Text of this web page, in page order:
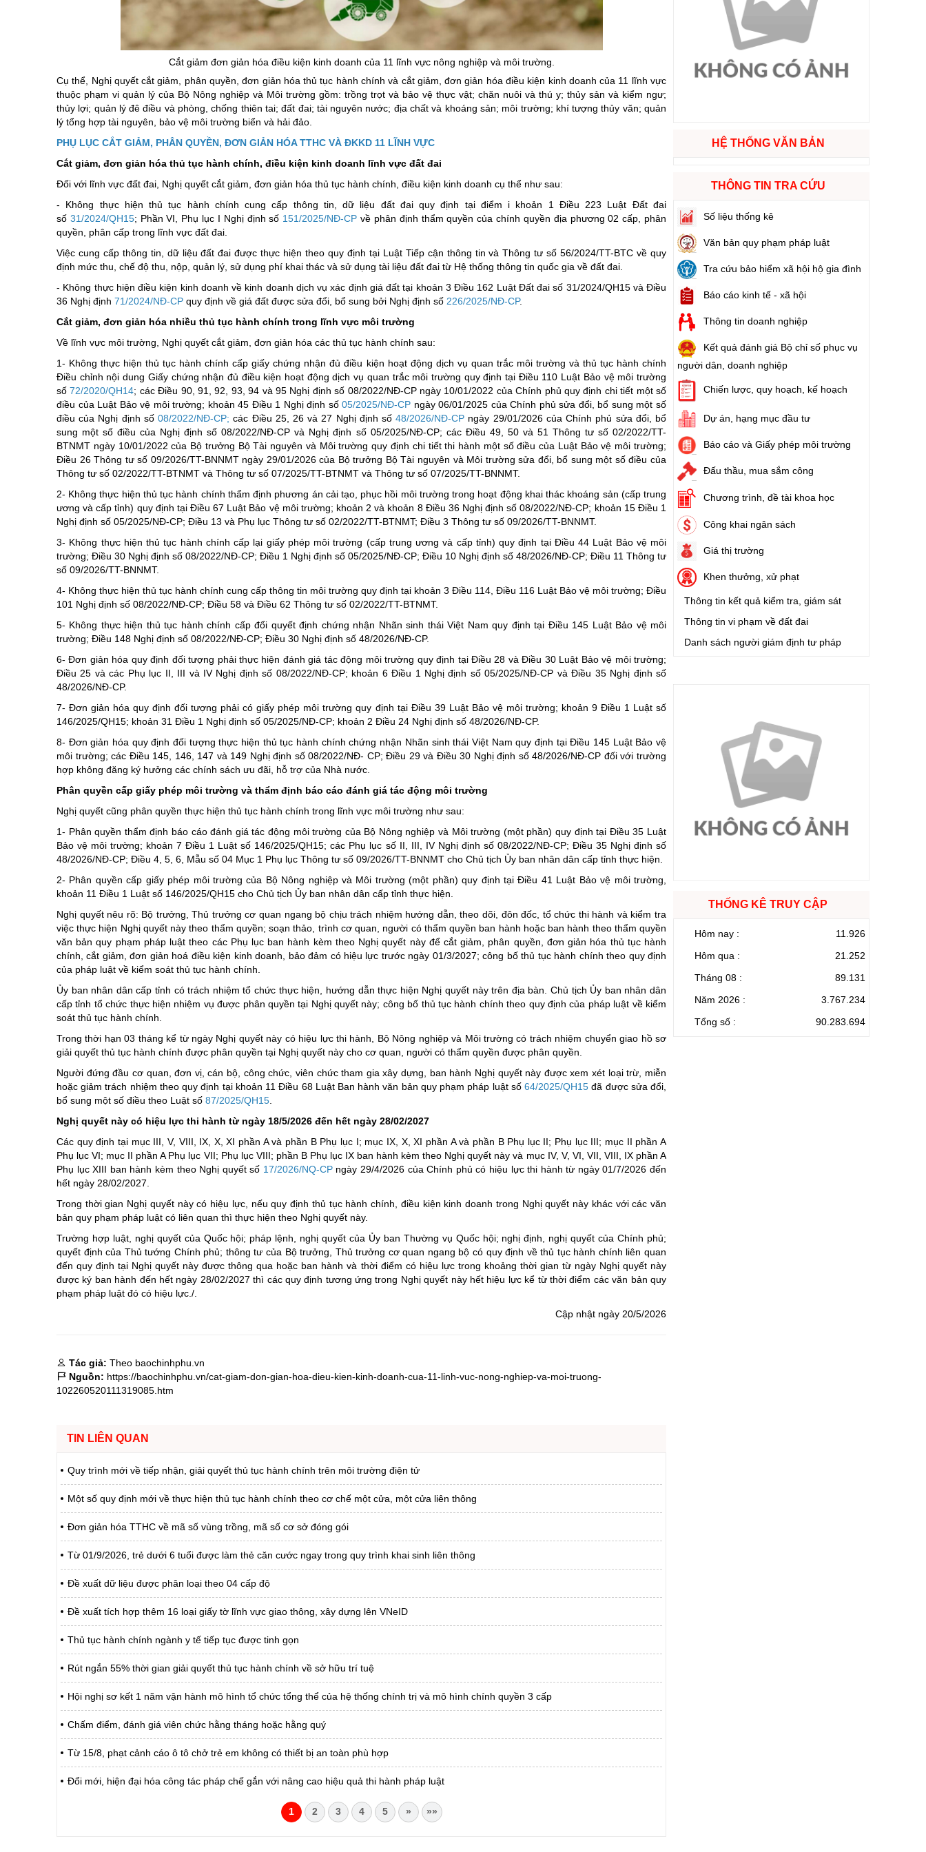
Chuyên đề tổng hợp Giảm nghèo bền vững
Đưa nghị quyết của Đảng vào cuộc sống
Bầu cử đại biểu Quốc hội khóa XVI và đại biểu Hội đồng nhân dân các cấp nhiệm kỳ 2026 - 2031
Đại hội Đảng các cấp
Gia đình hạnh phúc bền vững
Phóng sự ảnh
Cắt giảm đơn giản hóa điều kiện kinh doanh của 11 lĩnh vực nông nghiệp và môi trường.
Cụ thể, Nghị quyết cắt giảm, phân quyền, đơn giản hóa thủ tục hành chính và cắt giảm, đơn giản hóa điều kiện kinh doanh của 11 lĩnh vực
thuộc phạm vi quản lý của Bộ Nông nghiệp và Môi trường gồm: trồng trọt và bảo vệ thực vật; chăn nuôi và thú y; thủy sản và kiểm ngư;
thủy lợi; quản lý đê điều và phòng, chống thiên tai; đất đai; tài nguyên nước; địa chất và khoáng sản; môi trường; khí tượng thủy văn; quản
lý tổng hợp tài nguyên, bảo vệ môi trường biển và hải đảo.
PHỤ LỤC CẮT GIẢM, PHÂN QUYỀN, ĐƠN GIẢN HÓA TTHC VÀ ĐKKD 11 LĨNH VỰC
Cắt giảm, đơn giản hóa thủ tục hành chính, điều kiện kinh doanh lĩnh vực đất đai
Đối với lĩnh vực đất đai, Nghị quyết cắt giảm, đơn giản hóa thủ tục hành chính, điều kiện kinh doanh cụ thể như sau:
- Không thực hiện thủ tục hành chính cung cấp thông tin, dữ liệu đất đai quy định tại điểm i khoản 1 Điều 223 Luật Đất đai
số 31/2024/QH15; Phần VI, Phụ lục I Nghị định số 151/2025/NĐ-CP về phân định thẩm quyền của chính quyền địa phương 02 cấp, phân
quyền, phân cấp trong lĩnh vực đất đai.
Việc cung cấp thông tin, dữ liệu đất đai được thực hiện theo quy định tại Luật Tiếp cận thông tin và Thông tư số 56/2024/TT-BTC về quy
định mức thu, chế độ thu, nộp, quản lý, sử dụng phí khai thác và sử dụng tài liệu đất đai từ Hệ thống thông tin quốc gia về đất đai.
- Không thực hiện điều kiện kinh doanh về kinh doanh dịch vụ xác định giá đất tại khoản 3 Điều 162 Luật Đất đai số 31/2024/QH15 và Điều
36 Nghị định 71/2024/NĐ-CP quy định về giá đất được sửa đổi, bổ sung bởi Nghị định số 226/2025/NĐ-CP.
Cắt giảm, đơn giản hóa nhiều thủ tục hành chính trong lĩnh vực môi trường
Về lĩnh vực môi trường, Nghị quyết cắt giảm, đơn giản hóa các thủ tục hành chính sau:
1- Không thực hiện thủ tục hành chính cấp giấy chứng nhận đủ điều kiện hoạt động dịch vụ quan trắc môi trường và thủ tục hành chính
Điều chỉnh nội dung Giấy chứng nhận đủ điều kiện hoạt động dịch vụ quan trắc môi trường quy định tại Điều 110 Luật Bảo vệ môi trường
số72/2020/QH14; các Điều 90, 91, 92, 93, 94 và 95 Nghị định số 08/2022/NĐ-CP ngày 10/01/2022 của Chính phủ quy định chi tiết một số
điều của Luật Bảo vệ môi trường; khoản 45 Điều 1 Nghị định số05/2025/NĐ-CP ngày 06/01/2025 của Chính phủ sửa đổi, bổ sung một số
điều của Nghị định số08/2022/NĐ-CP; các Điều 25, 26 và 27 Nghị định số48/2026/NĐ-CP ngày 29/01/2026 của Chính phủ sửa đổi, bổ
sung một số điều của Nghị định số 08/2022/NĐ-CP và Nghị định số 05/2025/NĐ-CP; các Điều 49, 50 và 51 Thông tư số 02/2022/TT-
BTNMT ngày 10/01/2022 của Bộ trưởng Bộ Tài nguyên và Môi trường quy định chi tiết thi hành một số điều của Luật Bảo vệ môi trường;
Điều 26 Thông tư số 09/2026/TT-BNNMT ngày 29/01/2026 của Bộ trưởng Bộ Tài nguyên và Môi trường sửa đổi, bổ sung một số điều của
Thông tư số 02/2022/TT-BTNMT và Thông tư số 07/2025/TT-BTNMT và Thông tư số 07/2025/TT-BNNMT.
2- Không thực hiện thủ tục hành chính thẩm định phương án cải tạo, phục hồi môi trường trong hoạt động khai thác khoáng sản (cấp trung
ương và cấp tỉnh) quy định tại Điều 67 Luật Bảo vệ môi trường; khoản 2 và khoản 8 Điều 36 Nghị định số 08/2022/NĐ-CP; khoản 15 Điều 1
Nghị định số 05/2025/NĐ-CP; Điều 13 và Phụ lục Thông tư số 02/2022/TT-BTNMT; Điều 3 Thông tư số 09/2026/TT-BNNMT.
3- Không thực hiện thủ tục hành chính cấp lại giấy phép môi trường (cấp trung ương và cấp tỉnh) quy định tại Điều 44 Luật Bảo vệ môi
trường; Điều 30 Nghị định số 08/2022/NĐ-CP; Điều 1 Nghị định số 05/2025/NĐ-CP; Điều 10 Nghị định số 48/2026/NĐ-CP; Điều 11 Thông tư
số 09/2026/TT-BNNMT.
4- Không thực hiện thủ tục hành chính cung cấp thông tin môi trường quy định tại khoản 3 Điều 114, Điều 116 Luật Bảo vệ môi trường; Điều
101 Nghị định số 08/2022/NĐ-CP; Điều 58 và Điều 62 Thông tư số 02/2022/TT-BTNMT.
5- Không thực hiện thủ tục hành chính cấp đổi quyết định chứng nhận Nhãn sinh thái Việt Nam quy định tại Điều 145 Luật Bảo vệ môi
trường; Điều 148 Nghị định số 08/2022/NĐ-CP; Điều 30 Nghị định số 48/2026/NĐ-CP.
6- Đơn giản hóa quy định đối tượng phải thực hiện đánh giá tác động môi trường quy định tại Điều 28 và Điều 30 Luật Bảo vệ môi trường;
Điều 25 và các Phụ lục II, III và IV Nghị định số 08/2022/NĐ-CP; khoản 6 Điều 1 Nghị định số 05/2025/NĐ-CP và Điều 35 Nghị định số
48/2026/NĐ-CP.
7- Đơn giản hóa quy định đối tượng phải có giấy phép môi trường quy định tại Điều 39 Luật Bảo vệ môi trường; khoản 9 Điều 1 Luật số
146/2025/QH15; khoản 31 Điều 1 Nghị định số 05/2025/NĐ-CP; khoản 2 Điều 24 Nghị định số 48/2026/NĐ-CP.
8- Đơn giản hóa quy định đối tượng thực hiện thủ tục hành chính chứng nhận Nhãn sinh thái Việt Nam quy định tại Điều 145 Luật Bảo vệ
môi trường; các Điều 145, 146, 147 và 149 Nghị định số 08/2022/NĐ- CP; Điều 29 và Điều 30 Nghị định số 48/2026/NĐ-CP đối với trường
hợp không đăng ký hưởng các chính sách ưu đãi, hỗ trợ của Nhà nước.
Phân quyền cấp giấy phép môi trường và thẩm định báo cáo đánh giá tác động môi trường
Nghị quyết cũng phân quyền thực hiện thủ tục hành chính trong lĩnh vực môi trường như sau:
1- Phân quyền thẩm định báo cáo đánh giá tác động môi trường của Bộ Nông nghiệp và Môi trường (một phần) quy định tại Điều 35 Luật
Bảo vệ môi trường; khoản 7 Điều 1 Luật số 146/2025/QH15; các Phụ lục số II, III, IV Nghị định số 08/2022/NĐ-CP; Điều 35 Nghị định số
48/2026/NĐ-CP; Điều 4, 5, 6, Mẫu số 04 Mục 1 Phụ lục Thông tư số 09/2026/TT-BNNMT cho Chủ tịch Ủy ban nhân dân cấp tỉnh thực hiện.
2- Phân quyền cấp giấy phép môi trường của Bộ Nông nghiệp và Môi trường (một phần) quy định tại Điều 41 Luật Bảo vệ môi trường,
khoản 11 Điều 1 Luật số 146/2025/QH15 cho Chủ tịch Ủy ban nhân dân cấp tỉnh thực hiện.
Nghị quyết nêu rõ: Bộ trưởng, Thủ trưởng cơ quan ngang bộ chịu trách nhiệm hướng dẫn, theo dõi, đôn đốc, tổ chức thi hành và kiểm tra
việc thực hiện Nghị quyết này theo thẩm quyền; soạn thảo, trình cơ quan, người có thẩm quyền ban hành hoặc ban hành theo thẩm quyền
văn bản quy phạm pháp luật theo các Phụ lục ban hành kèm theo Nghị quyết này để cắt giảm, phân quyền, đơn giản hóa thủ tục hành
chính, cắt giảm, đơn giản hoá điều kiện kinh doanh, bảo đảm có hiệu lực trước ngày 01/3/2027; công bố thủ tục hành chính theo quy định
của pháp luật về kiểm soát thủ tục hành chính.
Ủy ban nhân dân cấp tỉnh có trách nhiệm tổ chức thực hiện, hướng dẫn thực hiện Nghị quyết này trên địa bàn. Chủ tịch Ủy ban nhân dân
cấp tỉnh tổ chức thực hiện nhiệm vụ được phân quyền tại Nghị quyết này; công bố thủ tục hành chính theo quy định của pháp luật về kiểm
soát thủ tục hành chính.
Trong thời hạn 03 tháng kể từ ngày Nghị quyết này có hiệu lực thi hành, Bộ Nông nghiệp và Môi trường có trách nhiệm chuyển giao hồ sơ
giải quyết thủ tục hành chính được phân quyền tại Nghị quyết này cho cơ quan, người có thẩm quyền được phân quyền.
Người đứng đầu cơ quan, đơn vị, cán bộ, công chức, viên chức tham gia xây dựng, ban hành Nghị quyết này được xem xét loại trừ, miễn
hoặc giảm trách nhiệm theo quy định tại khoản 11 Điều 68 Luật Ban hành văn bản quy phạm pháp luật số64/2025/QH15 đã được sửa đổi,
bổ sung một số điều theo Luật số 87/2025/QH15
Nghị quyết này có hiệu lực thi hành từ ngày 18/5/2026 đến hết ngày 28/02/2027
Các quy định tại mục III, V, VIII, IX, X, XI phần A và phần B Phụ lục I; mục IX, X, XI phần A và phần B Phụ lục II; Phụ lục III; mục II phần A
Phụ lục VI; mục II phần A Phụ lục VII; Phụ lục VIII; phần B Phụ lục IX ban hành kèm theo Nghị quyết này và mục IV, V, VI, VII, VIII, IX phần A
Phụ lục XIII ban hành kèm theo Nghị quyết số 17/2026/NQ-CPngày 29/4/2026 của Chính phủ có hiệu lực thi hành từ ngày 01/7/2026 đến
hết ngày 28/02/2027.
Trong thời gian Nghị quyết này có hiệu lực, nếu quy định thủ tục hành chính, điều kiện kinh doanh trong Nghị quyết này khác với các văn
bản quy phạm pháp luật có liên quan thì thực hiện theo Nghị quyết này.
Trường hợp luật, nghị quyết của Quốc hội; pháp lệnh, nghị quyết của Ủy ban Thường vụ Quốc hội; nghị định, nghị quyết của Chính phủ;
quyết định của Thủ tướng Chính phủ; thông tư của Bộ trưởng, Thủ trưởng cơ quan ngang bộ có quy định về thủ tục hành chính liên quan
đến quy định tại Nghị quyết này được thông qua hoặc ban hành và thời điểm có hiệu lực trong khoảng thời gian từ ngày Nghị quyết này
được ký ban hành đến hết ngày 28/02/2027 thì các quy định tương ứng trong Nghị quyết này hết hiệu lực kể từ thời điểm các văn bản quy
phạm pháp luật đó có hiệu lực./.
Cập nhật ngày 20/5/2026
Tác giả: Theo baochinhphu.vn
Nguồn: https://baochinhphu.vn/cat-giam-don-gian-hoa-dieu-kien-kinh-doanh-cua-11-linh-vuc-nong-nghiep-va-moi-truong-
102260520111319085.htm
TIN LIÊN QUAN
Quy trình mới về tiếp nhận, giải quyết thủ tục hành chính trên môi trường điện tử
Một số quy định mới về thực hiện thủ tục hành chính theo cơ chế một cửa, một cửa liên thông
Đơn giản hóa TTHC về mã số vùng trồng, mã số cơ sở đóng gói
Từ 01/9/2026, trẻ dưới 6 tuổi được làm thẻ căn cước ngay trong quy trình khai sinh liên thông
Đề xuất dữ liệu được phân loại theo 04 cấp độ
Đề xuất tích hợp thêm 16 loại giấy tờ lĩnh vực giao thông, xây dựng lên VNeID
Thủ tục hành chính ngành y tế tiếp tục được tinh gọn
Rút ngắn 55% thời gian giải quyết thủ tục hành chính về sở hữu trí tuệ
Hội nghị sơ kết 1 năm vận hành mô hình tổ chức tổng thể của hệ thống chính trị và mô hình chính quyền 3 cấp
Chấm điểm, đánh giá viên chức hằng tháng hoặc hằng quý
Từ 15/8, phạt cảnh cáo ô tô chở trẻ em không có thiết bị an toàn phù hợp
Đổi mới, hiện đại hóa công tác pháp chế gắn với nâng cao hiệu quả thi hành pháp luật
1 2 3 4 5 » »»
HỆ THỐNG VĂN BẢN
THÔNG TIN TRA CỨU
Số liệu thống kê
Văn bản quy phạm pháp luật
Tra cứu bảo hiểm xã hội hộ gia đình
Báo cáo kinh tế - xã hội
Thông tin doanh nghiệp
Kết quả đánh giá Bộ chỉ số phục vụ
người dân, doanh nghiệp
Chiến lược, quy hoạch, kế hoạch
Dự án, hạng mục đầu tư
Báo cáo và Giấy phép môi trường
Đấu thầu, mua sắm công
Chương trình, đề tài khoa học
Công khai ngân sách
Giá thị trường
Khen thưởng, xử phạt
Thông tin kết quả kiểm tra, giám sát
Thông tin vi phạm về đất đai
Danh sách người giám định tư pháp
THỐNG KÊ TRUY CẬP
Hôm nay :
11.926
Hôm qua :
21.252
Tháng 08 :
89.131
Năm 2026 :
3.767.234
Tổng số :
90.283.694